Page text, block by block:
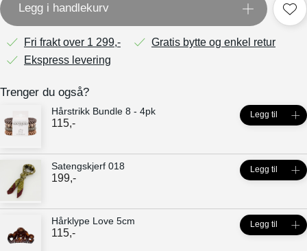
Legg i handlekurv
Fri frakt over 1 299,-
Gratis bytte og enkel retur
Ekspress levering
Trenger du også?
Hårstrikk Bundle 8 - 4pk
115,-
Legg til
Satengskjerf 018
199,-
Legg til
Hårklype Love 5cm
115,-
Legg til